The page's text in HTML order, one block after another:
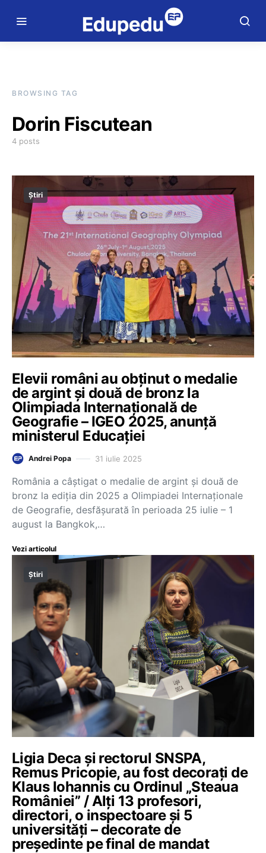
BROWSING TAG
Dorin Fiscutean
4 posts
Știri
Elevii români au obținut o medalie
de argint și două de bronz la
Olimpiada Internațională de
Geografie – IGEO 2025, anunță
ministerul Educației
Andrei Popa 31 iulie 2025
România a câștigat o medalie de argint și două de
bronz la ediția din 2025 a Olimpiadei Internaționale
de Geografie, desfășurată în perioada 25 iulie – 1
august la Bangkok,…
Vezi articolul
Știri
Ligia Deca și rectorul SNSPA,
Remus Pricopie, au fost decorați de
Klaus Iohannis cu Ordinul „Steaua
României” / Alți 13 profesori,
directori, o inspectoare și 5
universități – decorate de
președinte pe final de mandat